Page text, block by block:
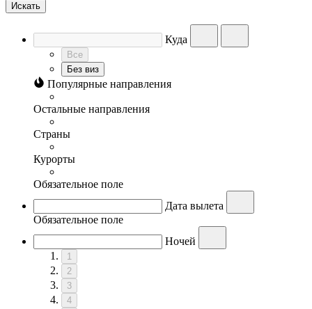
Искать
Куда
Все
Без виз
Популярные направления
Остальные направления
Страны
Курорты
Обязательное поле
Дата вылета
Обязательное поле
Ночей
1
2
3
4